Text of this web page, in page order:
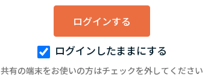
ログインしたままにする
共有の端末をお使いの方はチェックを外してください